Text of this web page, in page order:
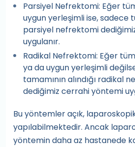
Parsiyel Nefrektomi: Eğer
uygun yerleşimli ise, sadece
parsiyel nefrektomi
uygulanır.
Radikal Nefrektomi: Eğer
ya da uygun yerleşimli
tamamının alındığı radikal
dediğimiz cerrahi yöntemi
Bu yöntemler açık,
yapılabilmektedir. Ancak
yöntemin daha az hastanede